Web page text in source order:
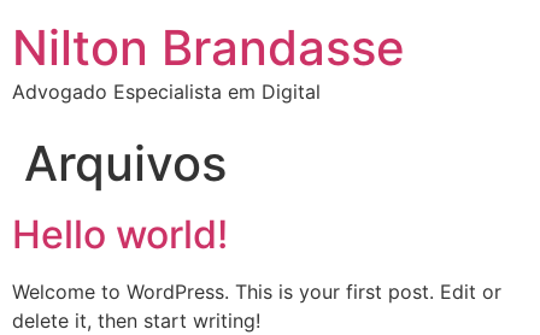
Nilton Brandasse
Advogado Especialista em Digital
Arquivos
Hello world!
Welcome to WordPress. This is your first post. Edit or
delete it, then start writing!